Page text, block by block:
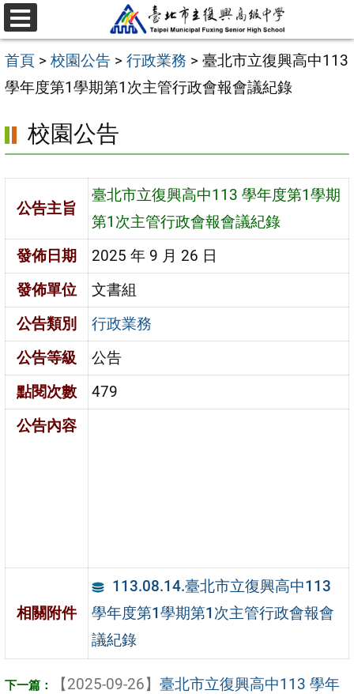
跳
至
主
要
容
區
選
單
首頁 > 校園公告 > 行政業務 > 臺北市立復興高中113
學年度第1學期第1次主管行政會報會議紀錄
校園公告
公告主旨
臺北市立復興高中113 學年度第1學期
第1次主管行政會報會議紀錄
發佈日期
2025 年 9 月 26 日
發佈單位
文書組
公告類別
行政業務
公告等級
公告
點閱次數
479
公告內容
相關附件
113.08.14.臺北市立復興高中113
學年度第1學期第1次主管行政會報會
議紀錄
【2025-09-26】 臺北市立復興高中113 學年